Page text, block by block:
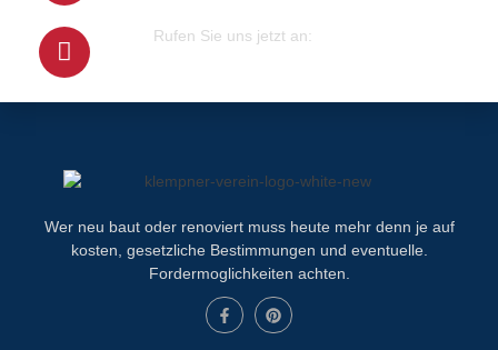
Rufen Sie uns jetzt an:
Wer neu baut oder renoviert muss heute mehr denn je auf
kosten, gesetzliche Bestimmungen und eventuelle.
Fordermoglichkeiten achten.